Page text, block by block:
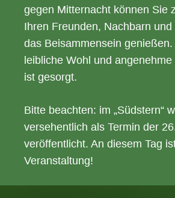
gegen Mitternacht können Sie
Ihren Freunden, Nachbarn und
das Beisammensein
leibliche Wohl und
ist gesorgt.
Bitte beachten: im „Südstern“
versehentlich als Termin der
veröffentlicht. An diesem Tag
Veranstaltung!